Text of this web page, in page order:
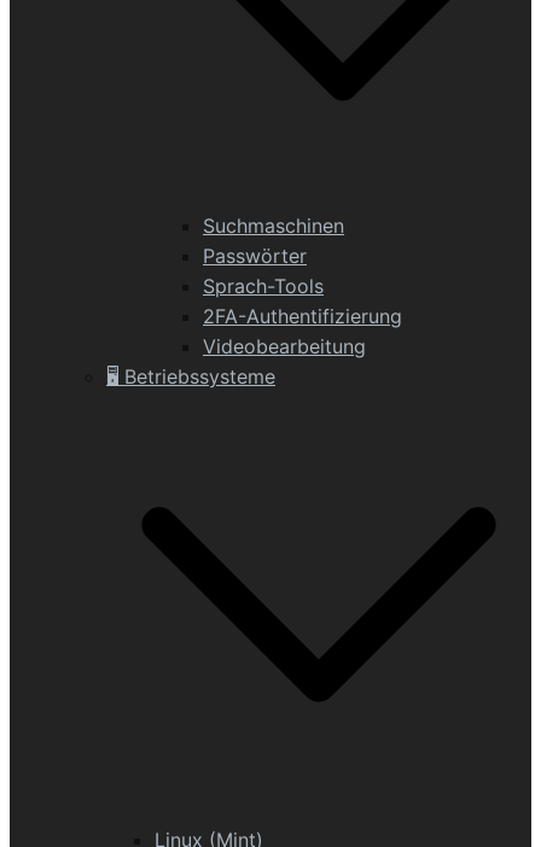
Suchmaschinen
Passwörter
Sprach-Tools
2FA-Authentifizierung
Videobearbeitung
🖥️ Betriebssysteme
Linux (Mint)